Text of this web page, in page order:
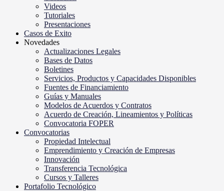
Videos
Tutoriales
Presentaciones
Casos de Exito
Novedades
Actualizaciones Legales
Bases de Datos
Boletines
Servicios, Productos y Capacidades Disponibles
Fuentes de Financiamiento
Guías y Manuales
Modelos de Acuerdos y Contratos
Acuerdo de Creación, Lineamientos y Políticas
Convocatoria FOPER
Convocatorias
Propiedad Intelectual
Emprendimiento y Creación de Empresas
Innovación
Transferencia Tecnológica
Cursos y Talleres
Portafolio Tecnológico